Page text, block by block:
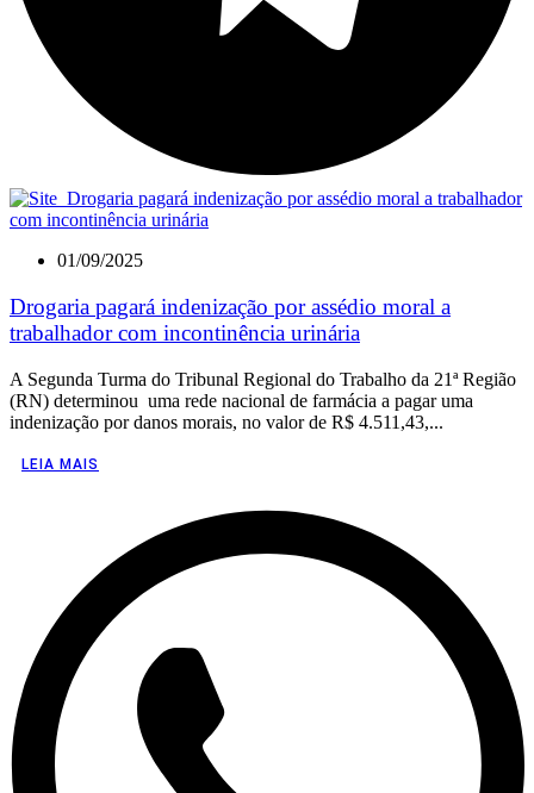
01/09/2025
Drogaria pagará indenização por assédio moral a
trabalhador com incontinência urinária
A Segunda Turma do Tribunal Regional do Trabalho da 21ª Região
(RN) determinou uma rede nacional de farmácia a pagar uma
indenização por danos morais, no valor de R$ 4.511,43,...
LEIA MAIS